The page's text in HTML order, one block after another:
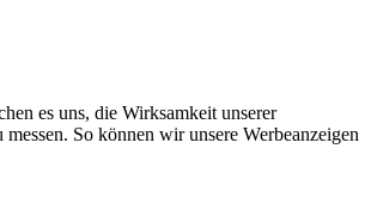
es uns, die Wirksamkeit unserer
messen. So können wir unsere Werbeanzeigen